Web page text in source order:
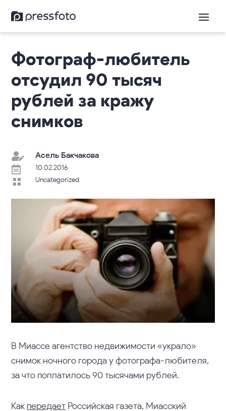
Фотограф-любитель
отсудил 90 тысяч
рублей за кражу
снимков
 Асель Бакчакова
 10.02.2016
 Uncategorized
В Миассе агентство недвижимости «украло»
снимок ночного города у фотографа-любителя,
за что поплатилось 90 тысячами рублей.
Как передает Российская газета, Миасский